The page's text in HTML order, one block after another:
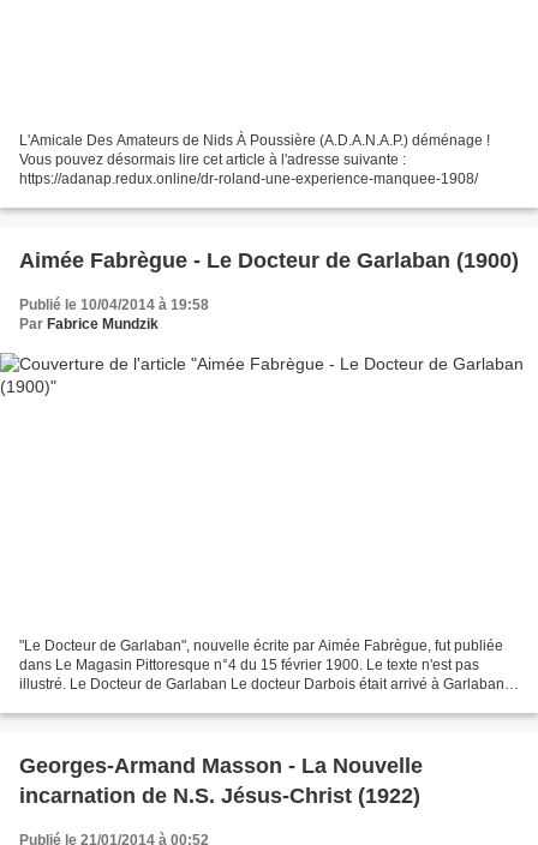
L'Amicale Des Amateurs de Nids À Poussière (A.D.A.N.A.P.) déménage !
Vous pouvez désormais lire cet article à l'adresse suivante :
https://adanap.redux.online/dr-roland-une-experience-manquee-1908/
Aimée Fabrègue - Le Docteur de Garlaban (1900)
Publié le 10/04/2014 à 19:58
Par Fabrice Mundzik
"Le Docteur de Garlaban", nouvelle écrite par Aimée Fabrègue, fut publiée
dans Le Magasin Pittoresque n°4 du 15 février 1900. Le texte n'est pas
illustré. Le Docteur de Garlaban Le docteur Darbois était arrivé à Garlaban
Georges-Armand Masson - La Nouvelle
incarnation de N.S. Jésus-Christ (1922)
Publié le 21/01/2014 à 00:52